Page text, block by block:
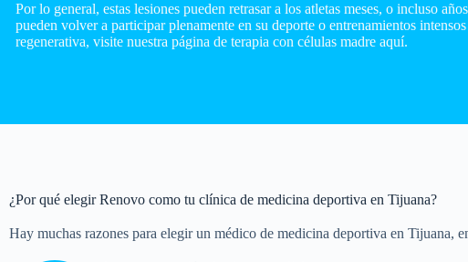
Por lo general, estas lesiones pueden retrasar a los atletas meses, o incluso
pueden volver a participar plenamente en su deporte o entrenamientos
regenerativa, visite nuestra página de terapia con células madre aquí.
¿Por qué elegir Renovo como tu clínica de medicina deportiva en Tijuana?
Hay muchas razones para elegir un médico de medicina deportiva en Tijuana,